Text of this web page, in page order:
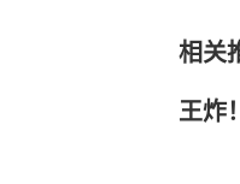
相关
王炸